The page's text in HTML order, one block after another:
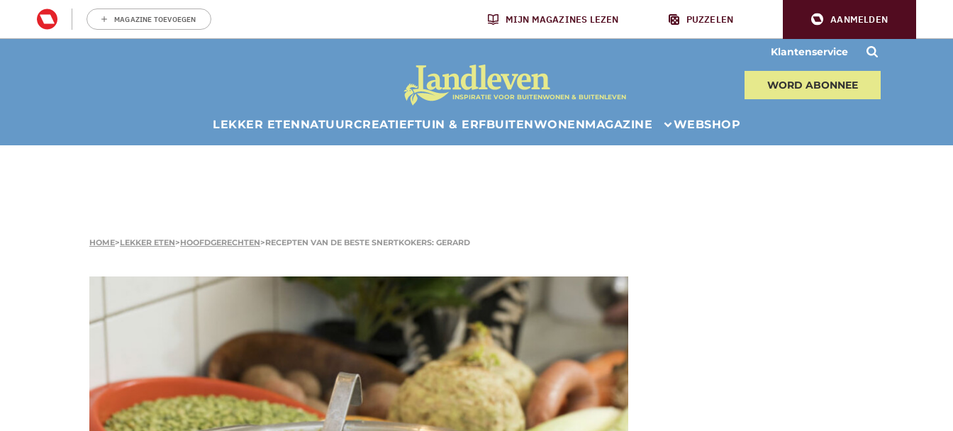
MAGAZINE TOEVOEGEN MIJN MAGAZINES LEZEN PUZZELEN AANMELDEN
Klantenservice
INSPIRATIE VOOR BUITENWONEN & BUITENLEVEN
WORD ABONNEE
LEKKER ETENNATUURCREATIEFTUIN & ERFBUITENWONENMAGAZINE WEBSHOP
HOME>LEKKER ETEN>HOOFDGERECHTEN>RECEPTEN VAN DE BESTE SNERTKOKERS: GERARD